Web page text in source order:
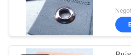
PRIVACY
POLICY
σιλικόνης